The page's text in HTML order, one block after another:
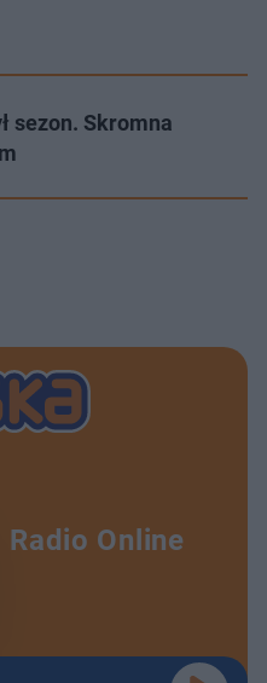
sezon. Skromna
Radio Online